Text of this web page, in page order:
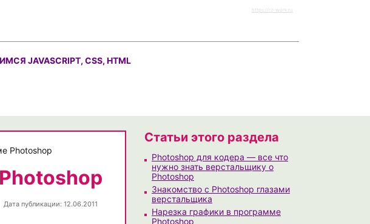
https://rz-work.ru
JAVASCRIPT, CSS, HTML
Photoshop
Дата публикации: 12.06.2011
Статьи этого раздела
Photoshop для кодера — все что
нужно знать верстальщику о
Photoshop
Знакомство с Photoshop глазами
верстальщика
Нарезка графики в программе
Photoshop